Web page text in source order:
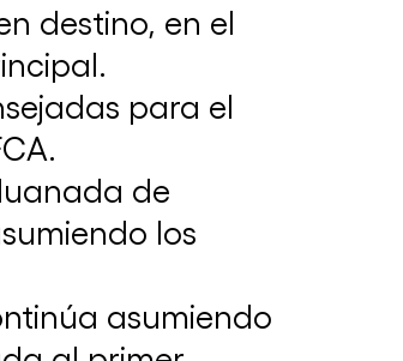
Arbitraje N° 4 | Todo lo que
saber en materia de Arbitraje
destino, en el
para el
de
los
asumiendo